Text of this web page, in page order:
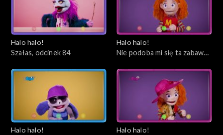
Halo halo!
Szałas, odcinek 84
Halo halo!
Nie podoba mi się ta zabawa i
Halo halo!
Halo halo!